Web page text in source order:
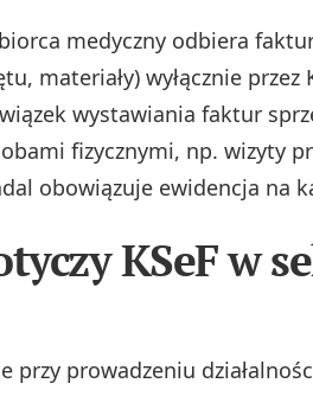
medyczny odbiera
materiały) wyłącznie przez
wystawiania faktur
fizycznymi, np. wizyty
obowiązuje ewidencja na
KSeF w
przy prowadzeniu